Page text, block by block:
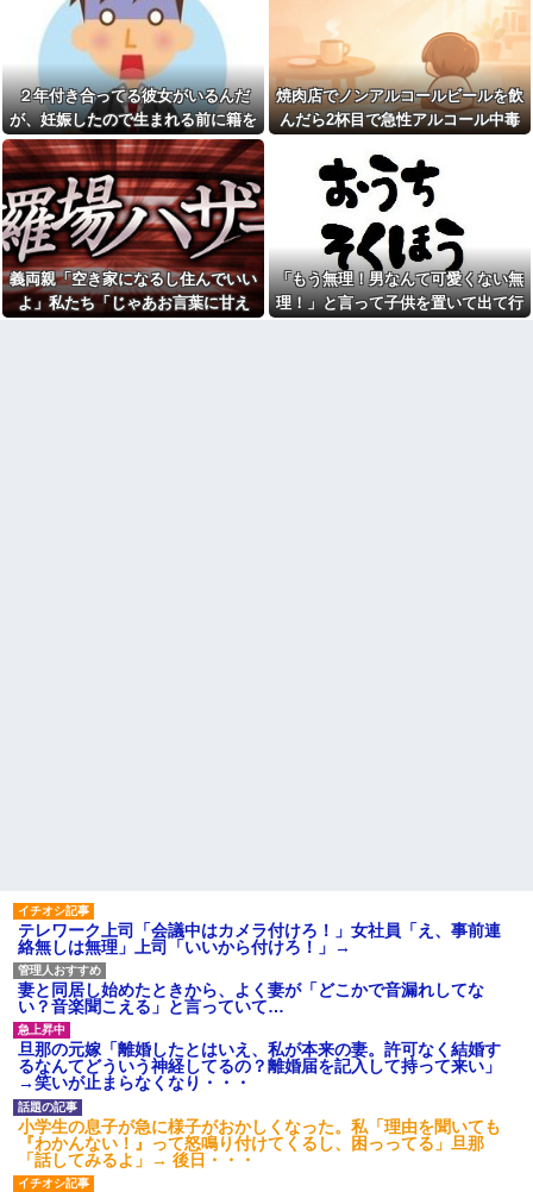
彼女「他の男性に誘われちゃ
った」俺「それ言って何がした
いの？」→何度も試されるたび
気持ちが冷めていって…
【後編】俺の娘の結婚が破談
に。だが彼氏は「2000万の土
地」を購入。こじれた二人は想
像以上の修羅場に
NTTから見に覚えのない請求
書がきた。無視しようと思って
いたら、とんでもない事実が判
明して…
【悲報】Z世代「なんでセルフ
レジなのに自分で商品通さない
といけないんだ」
祭りって謎だよな、誰が神輿
担いでるの？屋台出店してる奴
タ
後続車にクラクションを鳴ら
され彼氏が逆切れ。「何クラク
ション鳴らしてんだ！降りてこ
いよ！」と怒鳴りだし...
【衝撃】報酬100万円超の治験
募集がこちらｗｗｗｗｗ(※画像
あり)
【ネット騒然】惨殺されたタ
ワマン頂き女子のこの動画、す
げえええええｗｗｗｗｗｗｗｗ
ｗｗｗ
【愕然】白のクラウン俺氏、
高速道路左車線を制限速度で走
った結果wwwwwwwwwwww
【正論】今の20代「タモリっ
ておもしろくないじゃん。笑っ
たことないんだけど、なにがす
ごいの？」他
彼女と同棲初めたら家に物が5
倍くらい増えてストレスヤバ
けど全部埋めやがった
【悲報】警察に射殺された包
丁男、直前に母を亡くし精神的
ショックを受けていたと判明
里帰り出産した嫁が実家から
帰ってこないので離婚要求。す
ると義父がブチギレた
旦那の同僚女が旦那の元カ
ノ。なのにしょっちゅうペアで
２年付き合ってる彼女がいるんだ
が、妊娠したので生まれる前に籍を
入れたいと言われた。俺は種がほぼ
無いはずなのに...
焼肉店でノンアルコールビールを飲
んだら2杯目で急性アルコール中毒
き込む騒ぎに…
義両親「空き家になるし住んでいい
よ」私たち「じゃあお言葉に甘え
「もう無理！男なんて可愛くない無
理！」と言って子供を置いて出て行
テレワーク上司「会議中はカメラ付けろ！」女社員「え、事前連
絡無しは無理」上司「いいから付けろ！」→
妻と同居し始めたときから、よく妻が「どこかで音漏れしてな
い？音楽聞こえる」と言っていて…
旦那の元嫁「離婚したとはいえ、私が本来の妻。許可なく結婚す
るなんてどういう神経してるの？離婚届を記入して持って来い」
→笑いが止まらなくなり・・・
小学生の息子が急に様子がおかしくなった。私「理由を聞いても
『わかんない！』って怒鳴り付けてくるし、困っってる」旦那
「話してみるよ」→ 後日・・・